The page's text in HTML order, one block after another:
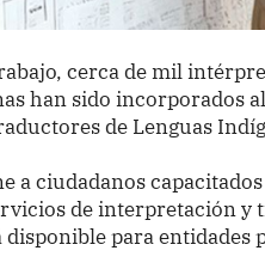
cerca de mil
han sido incorporados
de Lenguas
a ciudadanos
de interpretación y
para entidades